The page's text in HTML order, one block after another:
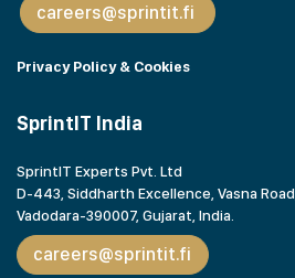
careers@sprintit.fi
Privacy Policy & Cookies
SprintIT India
SprintIT Experts Pvt. Ltd
D-443, Siddharth Excellence, Vasna Road,
Vadodara-390007, Gujarat, India.
careers@sprintit.fi